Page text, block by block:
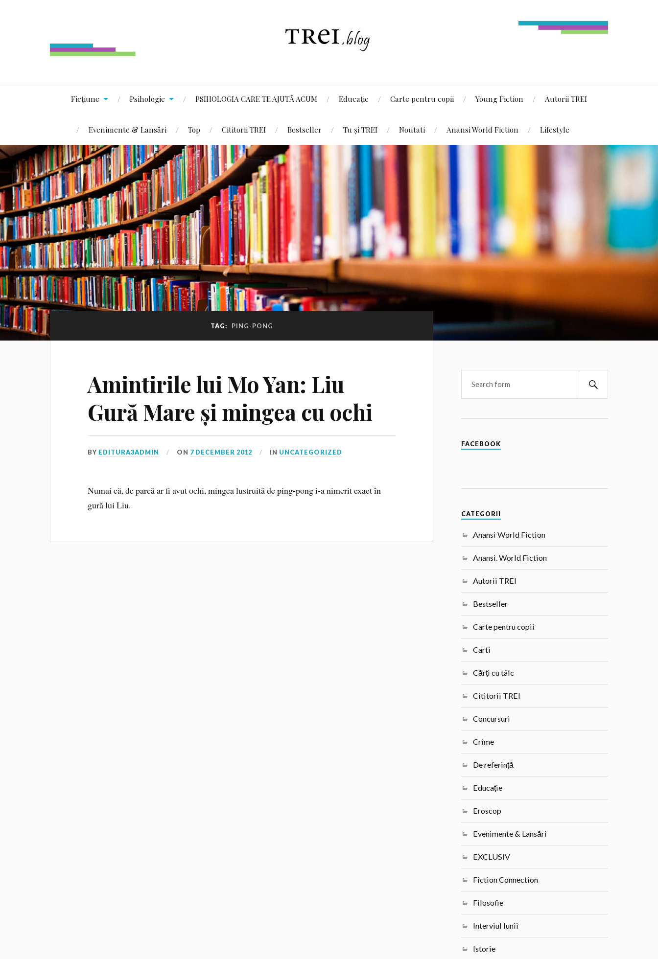
Ficțiune Psihologie PSIHOLOGIA CARE TE AJUTĂ ACUM Educație Carte pentru copii Young Fiction Autorii TREI
Evenimente & Lansări Top Cititorii TREI Bestseller Tu și TREI Noutati Anansi World Fiction Lifestyle
TAG: PING-PONG
Amintirile lui Mo Yan: Liu
Gură Mare și mingea cu ochi
BY EDITURA3ADMIN ON 7 DECEMBER 2012 IN UNCATEGORIZED
Numai că, de parcă ar fi avut ochi, mingea lustruită de ping-pong i-a nimerit exact în
gură lui Liu.
FACEBOOK
CATEGORII
Anansi World Fiction
Anansi. World Fiction
Autorii TREI
Bestseller
Carte pentru copii
Carti
Cărți cu tâlc
Cititorii TREI
Concursuri
Crime
De referință
Educație
Eroscop
Evenimente & Lansări
EXCLUSIV
Fiction Connection
Filosofie
Interviul lunii
Istorie